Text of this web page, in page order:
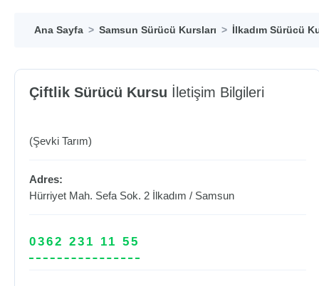
Ana Sayfa Samsun Sürücü Kursları İlkadım Sürücü
Çiftlik Sürücü Kursu İletişim Bilgileri
(Şevki Tarım)
Adres:
Hürriyet Mah. Sefa Sok. 2 İlkadım / Samsun
0362 231 11 55